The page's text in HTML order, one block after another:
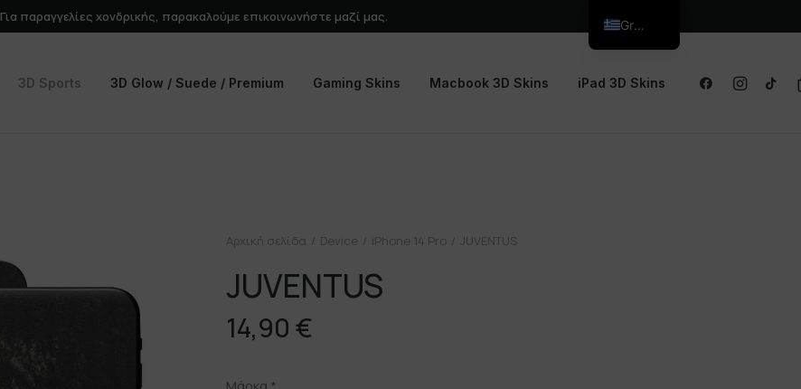
Για παραγγελίες χονδρικής, παρακαλούμε επικοινωνήστε μαζί μας.
3D Sports 3D Glow / Suede / Premium Gaming Skins Macbook 3D Skins iPad 3D Skins
Αρχική σελίδα Device iPhone 14 Pro JUVENTUS
JUVENTUS
14,90 €
Greek